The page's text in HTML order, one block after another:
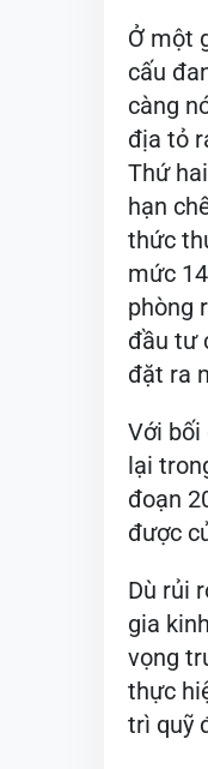
Ở một
cấu
càng
địa tỏ
Thứ
hạn
thức
mức
phòng
đầu tư
đặt ra
Với bối
lại
đoạn
được
Dù rủi
gia
vọng
thực
trì quỹ